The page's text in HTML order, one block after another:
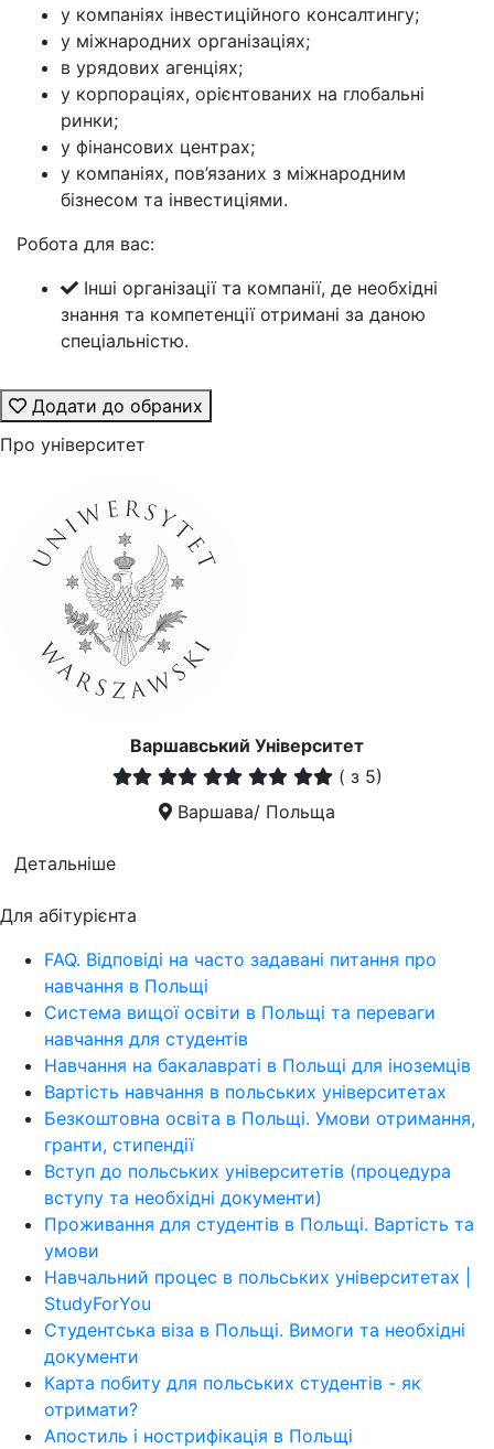
у компаніях інвестиційного консалтингу;
у міжнародних організаціях;
в урядових агенціях;
у корпораціях, орієнтованих на глобальні
ринки;
у фінансових центрах;
у компаніях, пов’язаних з міжнародним
бізнесом та інвестиціями.
Робота для вас:
Інші організації та компанії, де необхідні
знання та компетенції отримані за даною
спеціальністю.
Додати до обраних
Про університет
Варшавський Університет
( з 5)
Варшава/ Польща
Детальніше
Для абітурієнта
FAQ. Відповіді на часто задавані питання про
навчання в Польщі
Система вищої освіти в Польщі та переваги
навчання для студентів
Навчання на бакалавраті в Польщі для іноземців
Вартість навчання в польських університетах
Безкоштовна освіта в Польщі. Умови отримання,
гранти, стипендії
Вступ до польських університетів (процедура
вступу та необхідні документи)
Проживання для студентів в Польщі. Вартість та
умови
Навчальний процес в польських університетах |
StudyForYou
Студентська віза в Польщі. Вимоги та необхідні
документи
Карта побиту для польських студентів - як
отримати?
Апостиль і нострифікація в Польщі